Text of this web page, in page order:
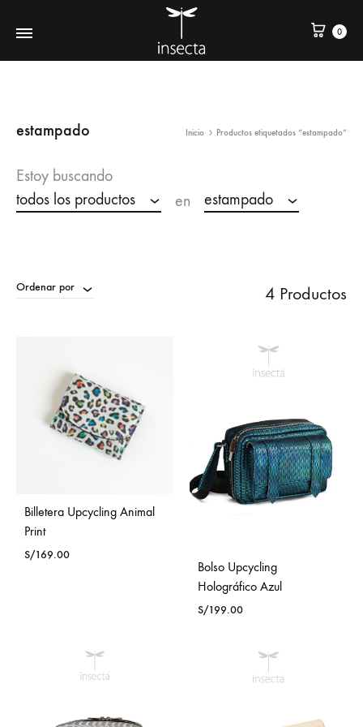
0
estampado Inicio Productos etiquetados “estampado”
Estoy buscando
todos los productos
en estampado
Ordenar por 4 Productos
Billetera Upcycling Animal
Print
S/169.00
Bolso Upcycling
Holográfico Azul
S/199.00